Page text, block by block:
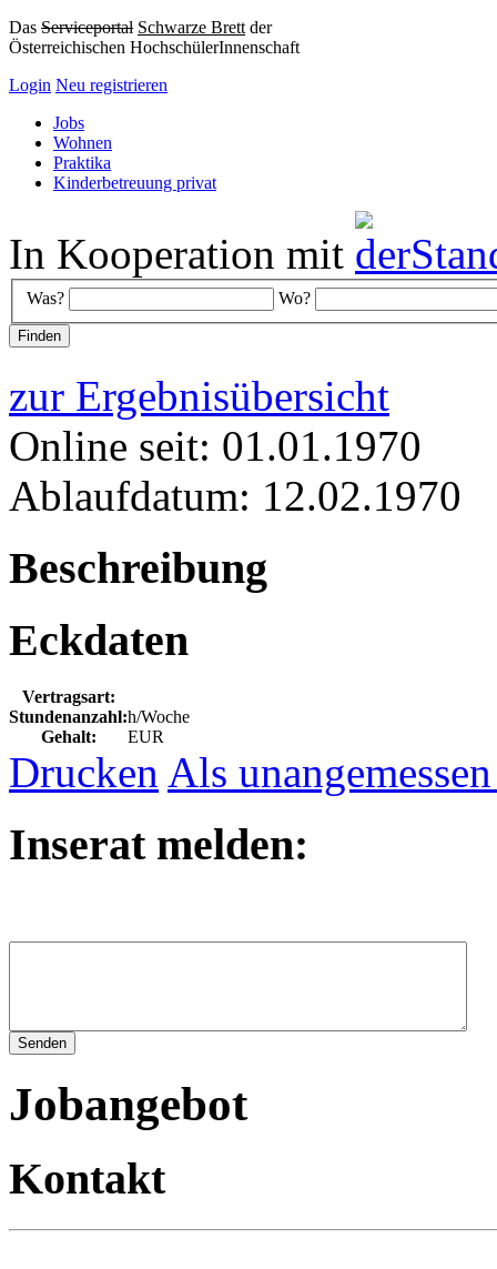
Das Serviceportal Schwarze Brett der
Österreichischen HochschülerInnenschaft
Login Neu registrieren
Jobs
Wohnen
Praktika
Kinderbetreuung privat
In Kooperation mit
Was? Wo?
zur Ergebnisübersicht
Online seit: 01.01.1970
Ablaufdatum: 12.02.1970
Beschreibung
Eckdaten
Vertragsart:
Stundenanzahl:h/Woche
Gehalt:
EUR
Drucken Als
Inserat melden:
Jobangebot
Kontakt